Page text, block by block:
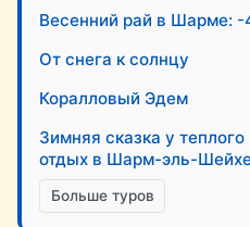
Весенний рай в Шарме:
От снега к солнцу
Коралловый Эдем
Зимняя сказка у
отдых в Шарм-эль-
Больше туров